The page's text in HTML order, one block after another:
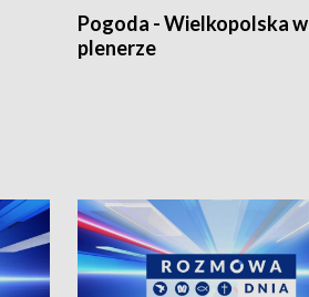
Pogoda - Wielkopolska w
plenerze